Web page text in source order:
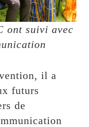
ont suivi avec
il a
futurs
de